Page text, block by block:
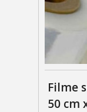
Filme
50 cm